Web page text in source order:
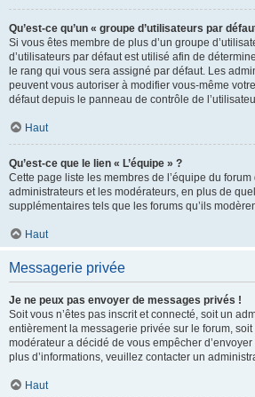
Qu’est-ce qu’un « groupe d’utilisateurs par
Si vous êtes membre de plus d’un groupe
d’utilisateurs par défaut est utilisé afin de
le rang qui vous sera assigné par défaut. Les
peuvent vous autoriser à modifier vous-même
défaut depuis le panneau de contrôle de
Haut
Qu’est-ce que le lien « L’équipe » ?
Cette page liste les membres de l’équipe du forum
administrateurs et les modérateurs, en plus de
supplémentaires tels que les forums qu’ils
Haut
Messagerie privée
Je ne peux pas envoyer de messages privés !
Soit vous n’êtes pas inscrit et connecté, soit un
entièrement la messagerie privée sur le forum,
modérateur a décidé de vous empêcher
plus d’informations, veuillez contacter un
Haut